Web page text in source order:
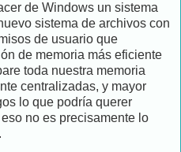
de Windows un sistema
sistema de archivos con
de usuario que
de memoria más eficiente
toda nuestra memoria
centralizadas, y mayor
lo que podría querer
no es precisamente lo